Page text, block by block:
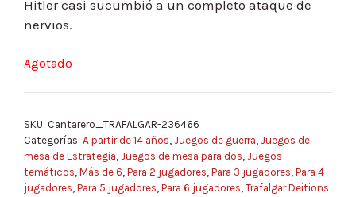
Hitler casi sucumbió a un completo ataque de
nervios.
Agotado
SKU: Cantarero_TRAFALGAR-236466
Categorías: A partir de 14 años Juegos de guerra Juegos de
mesa de Estrategia Juegos de mesa para dos Juegos
temáticos Más de 6 Para 2 jugadores Para 3 jugadores Para 4
jugadores Para 5 jugadores Para 6 jugadores Trafalgar Deitions